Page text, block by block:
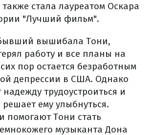
стала лауреатом Оскара
"Лучший фильм".
вышибала Тони,
работу и все планы на
пор остается безработным
депрессии в США. Однако
надежду трудоустроиться и
решает ему улыбнуться.
помогают Тони стать
музыканта Дона